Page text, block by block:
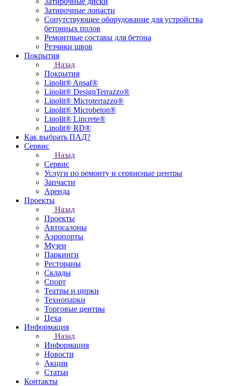
Затирочные лопасти
Сопутствующее оборудование для устройства
бетонных полов
Ремонтные составы для бетона
Резчики швов
Покрытия
Назад
Покрытия
Linolit® Ansaf®
Linolit® DesignTerrazzo®
Linolit® Microterrazzo®
Linolit® Microbeton®
Linolit® Lincrete®
Linolit® RD®
Как выбрать ПАД?
Сервис
Назад
Сервис
Услуги по ремонту и сервисные центры
Запчасти
Аренда
Проекты
Назад
Проекты
Автосалоны
Аэропорты
Музеи
Паркинги
Рестораны
Склады
Спорт
Театры и цирки
Технопарки
Торговые центры
Цеха
Информация
Назад
Информация
Новости
Акции
Статьи
Контакты